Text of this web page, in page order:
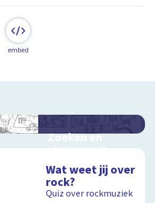
embed
Zoeken en
zingen met
Sesamstraat
Interactieve
schoolplaat met
kinderliedjes
Wat weet jij over
rock?
Quiz over rockmuziek